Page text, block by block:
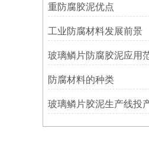
重防腐胶泥优点
工业防腐材料发展前景
玻璃鳞片防腐胶泥应用
防腐材料的种类
玻璃鳞片胶泥生产线投